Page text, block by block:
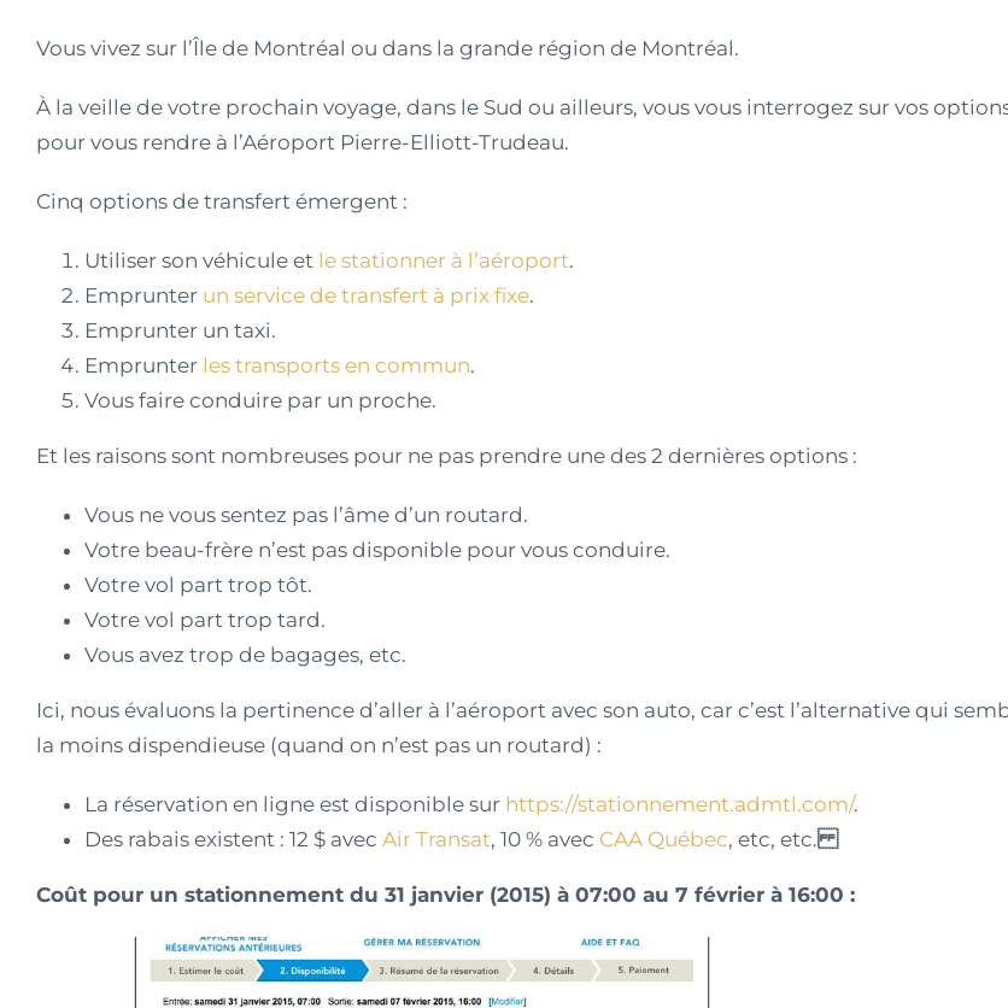
Vous vivez sur l’Île de Montréal ou dans la grande région de Montréal.
À la veille de votre prochain voyage, dans le Sud ou ailleurs, vous vous interrogez sur vos
pour vous rendre à l’Aéroport Pierre-Elliott-Trudeau.
Cinq options de transfert émergent :
Utiliser son véhicule et le stationner à l’aéroport.
Emprunter un service de transfert à prix fixe.
Emprunter un taxi.
Emprunter les transports en commun.
Vous faire conduire par un proche.
Et les raisons sont nombreuses pour ne pas prendre une des 2 dernières options :
Vous ne vous sentez pas l’âme d’un routard.
Votre beau-frère n’est pas disponible pour vous conduire.
Votre vol part trop tôt.
Votre vol part trop tard.
Vous avez trop de bagages, etc.
Ici, nous évaluons la pertinence d’aller à l’aéroport avec son auto, car c’est l’alternative qui
la moins dispendieuse (quand on n’est pas un routard) :
La réservation en ligne est disponible sur https://stationnement.admtl.com/.
Des rabais existent : 12 $ avec Air Transat, 10 % avec CAA Québec, etc, etc.
Coût pour un stationnement du 31 janvier (2015) à 07:00 au 7 février à 16:00 :